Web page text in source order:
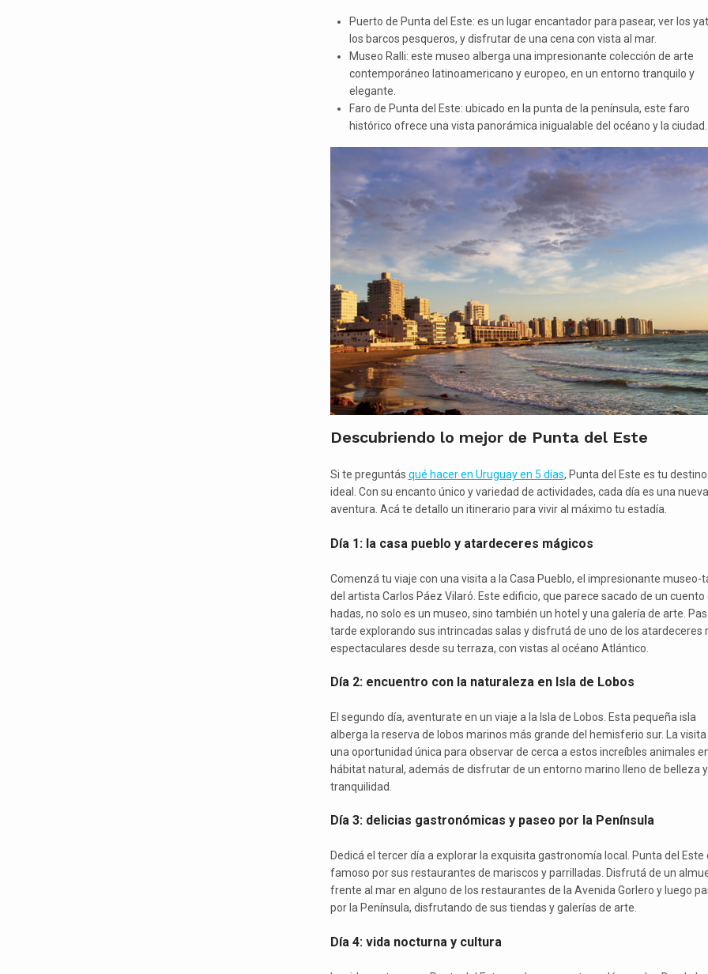
Puerto de Punta del Este: es un lugar encantador para pasear, ver los
los barcos pesqueros, y disfrutar de una cena con vista al mar.
Museo Ralli: este museo alberga una impresionante colección de arte
contemporáneo latinoamericano y europeo, en un entorno tranquilo y
elegante.
Faro de Punta del Este: ubicado en la punta de la península, este faro
histórico ofrece una vista panorámica inigualable del océano y la ciudad.
Descubriendo lo mejor de Punta del Este
Si te preguntás qué hacer en Uruguay en 5 días, Punta del Este es tu destino
ideal. Con su encanto único y variedad de actividades, cada día es una nueva
aventura. Acá te detallo un itinerario para vivir al máximo tu estadía.
Día 1: la casa pueblo y atardeceres mágicos
Comenzá tu viaje con una visita a la Casa Pueblo, el impresionante museo-
del artista Carlos Páez Vilaró. Este edificio, que parece sacado de un cuento
hadas, no solo es un museo, sino también un hotel y una galería de arte.
tarde explorando sus intrincadas salas y disfrutá de uno de los atardeceres
espectaculares desde su terraza, con vistas al océano Atlántico.
Día 2: encuentro con la naturaleza en Isla de Lobos
El segundo día, aventurate en un viaje a la Isla de Lobos. Esta pequeña isla
alberga la reserva de lobos marinos más grande del hemisferio sur. La visita
una oportunidad única para observar de cerca a estos increíbles animales
hábitat natural, además de disfrutar de un entorno marino lleno de belleza y
tranquilidad.
Día 3: delicias gastronómicas y paseo por la Península
Dedicá el tercer día a explorar la exquisita gastronomía local. Punta del Este
famoso por sus restaurantes de mariscos y parrilladas. Disfrutá de un
frente al mar en alguno de los restaurantes de la Avenida Gorlero y luego
por la Península, disfrutando de sus tiendas y galerías de arte.
Día 4: vida nocturna y cultura